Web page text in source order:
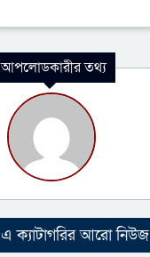
আপলোডকারীর তথ্য
এ ক্যাটাগরির আরো নিউজ